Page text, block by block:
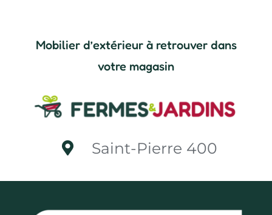
Mobilier d’extérieur à retrouver dans
votre magasin
Saint-Pierre 400